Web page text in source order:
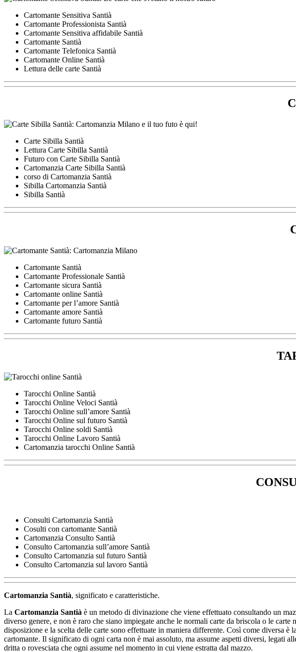
Cartomante Sensitiva Santià
Cartomante Professionista Santià
Cartomante Sensitiva affidabile Santià
Cartomante Santià
Cartomante Telefonica Santià
Cartomante Online Santià
Lettura delle carte Santià
Carte Sibilla Santià
Lettura Carte Sibilla Santià
Futuro con Carte Sibilla Santià
Cartomanzia Carte Sibilla Santià
corso di Cartomanzia Santià
Sibilla Cartomanzia Santià
Sibilla Santià
Cartomante Santià
Cartomante Professionale Santià
Cartomante sicura Santià
Cartomante online Santià
Cartomante per l’amore Santià
Cartomante amore Santià
Cartomante futuro Santià
Tarocchi Online Santià
Tarocchi Online Veloci Santià
Tarocchi Online sull’amore Santià
Tarocchi Online sul futuro Santià
Tarocchi Online soldi Santià
Tarocchi Online Lavoro Santià
Cartomanzia tarocchi Online Santià
Consulti Cartomanzia Santià
Cosulti con cartomante Santià
Cartomanzia Consulto Santià
Consulto Cartomanzia sull’amore Santià
Consulto Cartomanzia sul futuro Santià
Consulto Cartomanzia sul lavoro Santià
Cartomanzia Santià, significato e caratteristiche.
La Cartomanzia Santià è un metodo di divinazione che viene effettuato consultando un
diverso genere, e non è raro che siano impiegate anche le normali carte da briscola o le
disposizione e la scelta delle carte sono effettuate in maniera differente. Così come diversa
cartomante. Il significato di ogni carta non è mai assoluto, ma assume aspetti diversi, legati
dritta o rovesciata che ogni assume nel momento in cui viene estratta dal mazzo.